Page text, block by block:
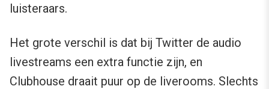
luisteraars.
Het grote verschil is dat bij Twitter de audio
livestreams een extra functie zijn, en
Clubhouse draait puur op de liverooms. Slechts